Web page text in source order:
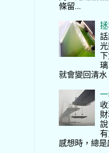
條留...
就會變回清
感想時，總